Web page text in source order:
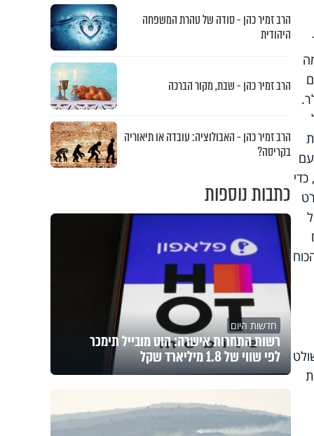
הרב זמיר כהן - סודה של טהרת המשפחה
היהודית
הרב זמיר כהן - שבת, מקור הברכה
הרב זמיר כהן - האבולוציה: עובדה או תיאוריה
בקריסה?
כתבות נוספות
חדשות היום
רשות התחרות אישרה: הוט מובייל תימכר
לפי שווי של 1.8 מיליארד שקל